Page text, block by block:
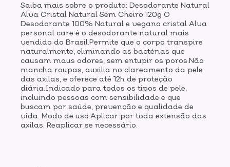
Saiba mais sobre o produto: Desodorante Natural
Alva Cristal Natural Sem Cheiro 120g O
Desodorante 100% Natural e vegano cristal Alva
personal care é o desodorante natural mais
vendido do Brasil.Permite que o corpo transpire
naturalmente, eliminando as bactérias que
causam maus odores, sem entupir os poros.Não
mancha roupas, auxilia no clareamento da pele
das axilas, e oferece até 12h de proteção
diária.Indicado para todos os tipos de pele,
incluindo pessoas com sensibilidade e que
buscam por saúde, prevenção e qualidade de
vida. Modo de uso:Aplicar por toda extensão das
axilas. Reaplicar se necessário.